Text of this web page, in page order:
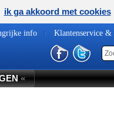
info Klantenservice &
«
ik ga akkoord met cookies